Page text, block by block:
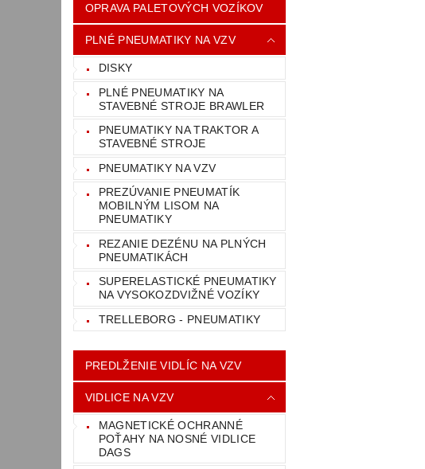
OPRAVA PALETOVÝCH VOZÍKOV
PLNÉ PNEUMATIKY NA VZV
DISKY
PLNÉ PNEUMATIKY NA
STAVEBNÉ STROJE BRAWLER
PNEUMATIKY NA TRAKTOR A
STAVEBNÉ STROJE
PNEUMATIKY NA VZV
PREZÚVANIE PNEUMATÍK
MOBILNÝM LISOM NA
PNEUMATIKY
REZANIE DEZÉNU NA PLNÝCH
PNEUMATIKÁCH
SUPERELASTICKÉ PNEUMATIKY
NA VYSOKOZDVIŽNÉ VOZÍKY
TRELLEBORG - PNEUMATIKY
PREDLŽENIE VIDLÍC NA VZV
VIDLICE NA VZV
MAGNETICKÉ OCHRANNÉ
POŤAHY NA NOSNÉ VIDLICE
DAGS